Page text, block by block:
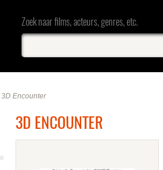
Zoek naar films, acteurs, genres, etc.
3D Encounter
3D ENCOUNTER